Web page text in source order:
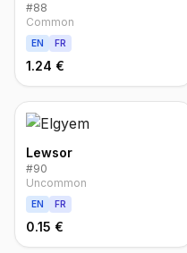
#88
Common
EN FR
1.24 €
Lewsor
#90
Uncommon
EN FR
0.15 €